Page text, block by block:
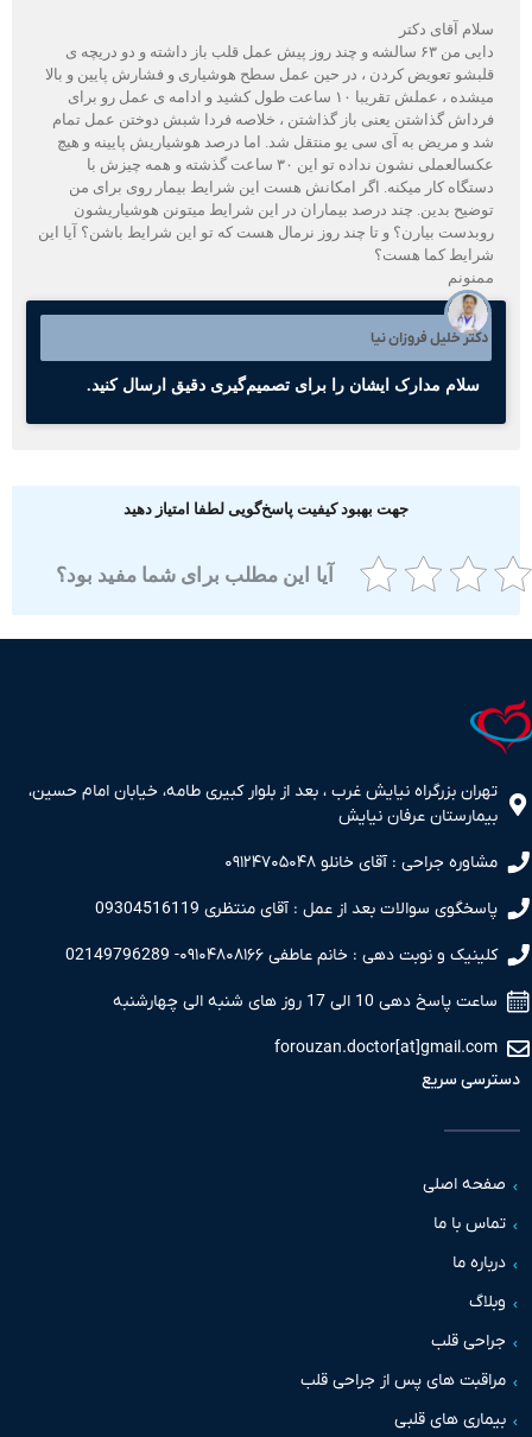
آقای دکتر
دایی من ۶۳ سالشه و چند روز پیش عمل قلب باز داشته و دو دریچه ی
تعویض کردن ، در حین عمل سطح هوشیاری و فشارش پایین و بالا
میشده ، عملش تقریبا ۱۰ ساعت طول کشید و ادامه ی عمل رو برای
گذاشتن یعنی باز گذاشتن ، خلاصه فردا شبش دوختن عمل تمام
و مریض به آی سی یو منتقل شد. اما درصد هوشیاریش پایینه و هیچ
عکسالعملی نشون نداده تو این ۳۰ ساعت گذشته و همه چیزش با
کار میکنه. اگر امکانش هست این شرایط بیمار روی برای من
بدین. چند درصد بیماران در این شرایط میتونن هوشیاریشون
بیارن؟ و تا چند روز نرمال هست که تو این شرایط باشن؟ آیا این
کما هست؟
دکتر خلیل فروزان نیا
سلام مدارک ایشان را برای تصمیم‌گیری دقیق ارسال کنید.
جهت بهبود کیفیت پاسخ‌گویی لطفا امتیاز دهید
آیا این مطلب برای شما مفید بود؟
بزرگراه نیایش غرب ، بعد از بلوار کبیری طامه، خیابان امام حسین،
عرفان نیایش
جراحی : آقای خانلو ۰۹۱۲۴۷۰۵۰۴۸
سوالات بعد از عمل : آقای منتظری 09304516119
و نوبت دهی : خانم عاطفی ۰۹۱۰۴۸۰۸۱۶۶- 02149796289
دهی 10 الی 17 روز های شنبه الی چهارشنبه
سریع
اصلی
با ما
ما
قلب
های پس از جراحی قلب
های قلبی